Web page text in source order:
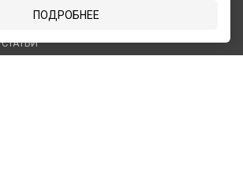
НОВОСТИ
СТАТЬИ
ПОДРОБНЕЕ